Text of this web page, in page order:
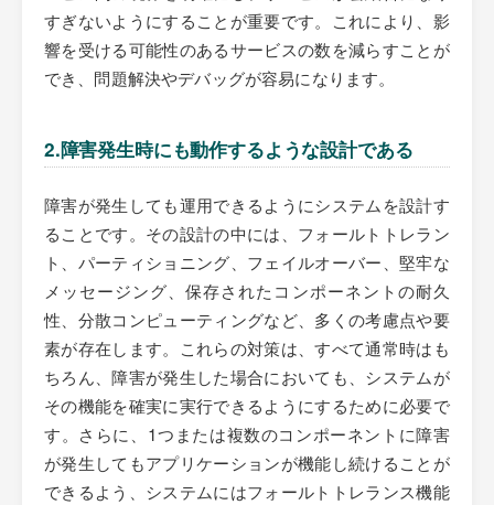
すぎないようにすることが重要です。これにより、影
響を受ける可能性のあるサービスの数を減らすことが
でき、問題解決やデバッグが容易になります。
2.障害発生時にも動作するような設計である
障害が発生しても運用できるようにシステムを設計す
ることです。その設計の中には、フォールトトレラン
ト、パーティショニング、フェイルオーバー、堅牢な
メッセージング、保存されたコンポーネントの耐久
性、分散コンピューティングなど、多くの考慮点や要
素が存在します。これらの対策は、すべて通常時はも
ちろん、障害が発生した場合においても、システムが
その機能を確実に実行できるようにするために必要で
す。さらに、1つまたは複数のコンポーネントに障害
が発生してもアプリケーションが機能し続けることが
できるよう、システムにはフォールトトレランス機能